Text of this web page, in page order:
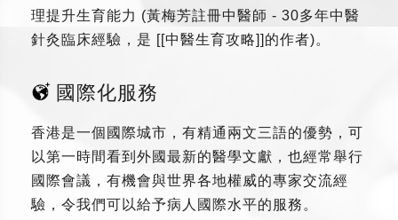
理提升生育能力 (黃梅芳註冊中醫師 - 30多年中醫
針灸臨床經驗，是 [[中醫生育攻略]]的作者)。
國際化服務
香港是一個國際城市，有精通兩文三語的優勢，可
以第一時間看到外國最新的醫學文獻，也經常舉行
國際會議，有機會與世界各地權威的專家交流經
驗，令我們可以給予病人國際水平的服務。